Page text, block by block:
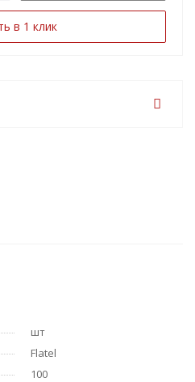
в 1 клик
шт
Flatel
100